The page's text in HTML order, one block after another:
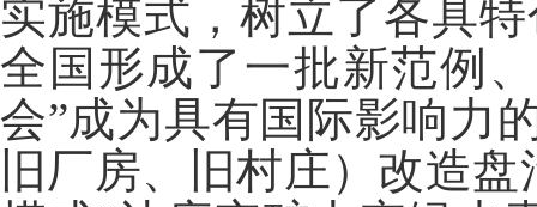
实施模式，树立了各具
全国形成了一批新范例
会”成为具有国际影响力
旧厂房、旧村庄）改造